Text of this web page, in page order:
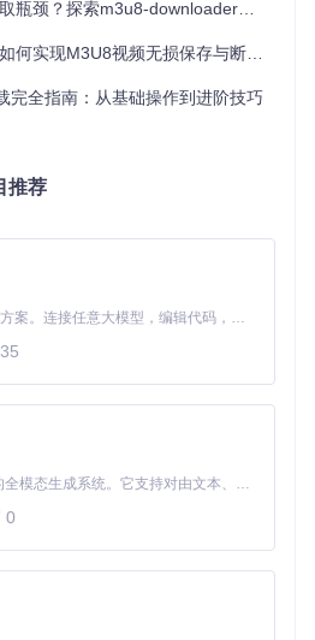
步骤。合并后的视频文件可直接用
downloader可以帮助你保存重要的
复学习。例如，一位大学生使用该
，在复习时可以随时暂停、回放，
精彩的比赛直播。假设你是一名足
冠比赛，通过m3u8-downloader，
流，随时回顾进球瞬间和精彩集
往往需要备份。某公司的员工使用
度总结会议的直播内容，方便未能
日后查阅提供了便利。
探索m3u8-downloader的高效解决方案
实现M3U8视频无损保存与断点续传
完全指南：从基础操作到进阶技巧
推荐
Claude Code 的开源替代方案。连接任意大模型，编辑代码，运行命令，自动验证 — 全自动执行。用 Rust 构建，极致性能。 ｜ An open-source alternative to Claude Code. Connect any LLM, edit code, run commands, and verify changes — autonomously. Built in Rust for speed. Get Started
MiniMax H3 是一个通用的全模态生成系统。它支持对由文本、图像、视频和音频组成的多模态上下文进行统一理解，并能生成分辨率高达 2K、时长可达 15 秒的带原生立体声音频的视频。得益于面向任务泛化的系统设计，H3 在预训练阶段就已具备广泛的多模态上下文理解与生成能力，能够出色地执行复杂的多模态指令。
0